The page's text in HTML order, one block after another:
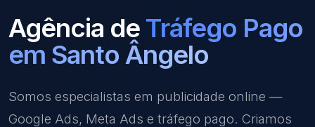
Agência de Tráfego Pago
em Santo Ângelo
Somos especialistas em publicidade online —
Google Ads, Meta Ads e tráfego pago. Criamos